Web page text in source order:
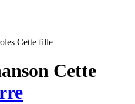
Cette fille
Cette